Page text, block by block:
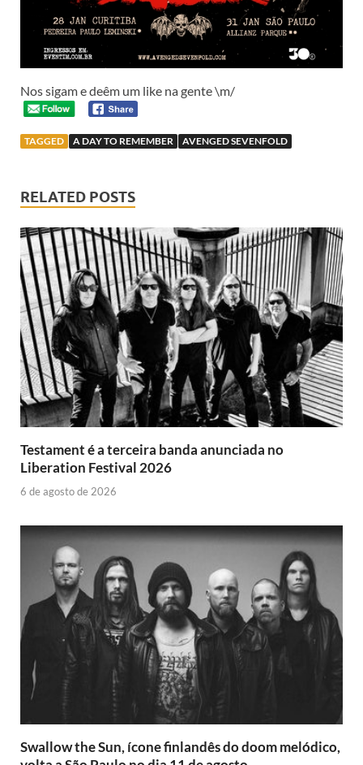
Nos sigam e deêm um like na gente \m/
TAGGED A DAY TO REMEMBER AVENGED SEVENFOLD
RELATED POSTS
Testament é a terceira banda anunciada no
Liberation Festival 2026
6 de agosto de 2026
Swallow the Sun, ícone finlandês do doom melódico,